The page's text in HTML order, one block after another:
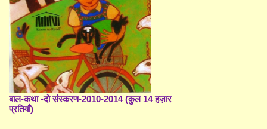
बाल-कथा -दो संस्करण-2010-2014 (कुल 14 हज़ार
प्रतियाँ)